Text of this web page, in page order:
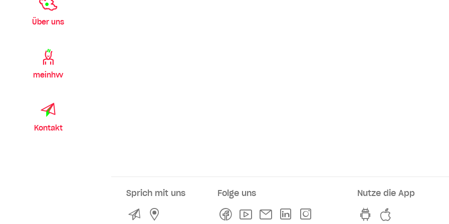
Über uns
meinhvv
Kontakt
Sprich mit uns
KontaktService- und Verkaufsstellen
Folge uns
FacebookYoutubeNewsletterLinkedln
Nutze die App
hvv switch App